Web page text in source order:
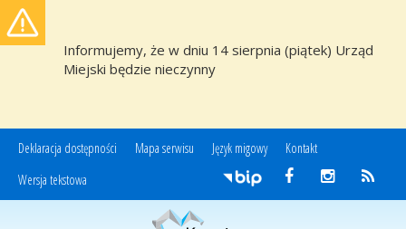
Informujemy, że w dniu 14 sierpnia (piątek) Urząd
Miejski będzie nieczynny
Deklaracja dostępności Mapa serwisu Język migowy
Kontakt
Wersja tekstowa
Miasto i Gmina Uzdrowiskowa Krynica-Zdrój